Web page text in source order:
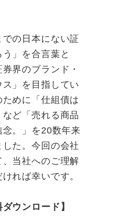
の日本にない証
」を合言葉と
界のブランド・
」を目指してい
ために「仕組債は
ど「売れる商品
。」を20数年来
た。今回の会社
当社へのご理解
れば幸いです。
ウンロード】